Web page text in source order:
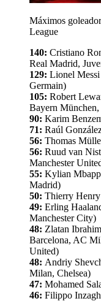
Máximos
League
140: Cristiano
Real Madrid,
129: Lionel
Germain)
105: Robert
Bayern
90: Karim
71: Raúl
56: Thomas
56: Ruud van
Manchester
55: Kylian
Madrid)
50: Thierry
49: Erling
Manchester City)
48: Zlatan
Barcelona, AC
United)
48: Andriy
Milan, Chelsea)
47: Mohamed
46: Filippo